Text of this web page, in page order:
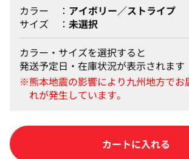
カラー
アイボリー／ストライプ
サイズ
未選択
カラー・サイズを選択すると
発送予定日・在庫状況が表示されます
カートに入れる